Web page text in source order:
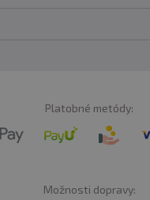
Platobné metódy:
Možnosti dopravy: